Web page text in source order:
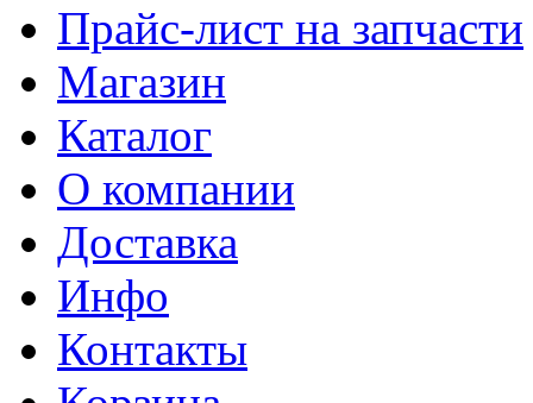
Прайс-лист на запчасти
Магазин
Каталог
О компании
Доставка
Инфо
Контакты